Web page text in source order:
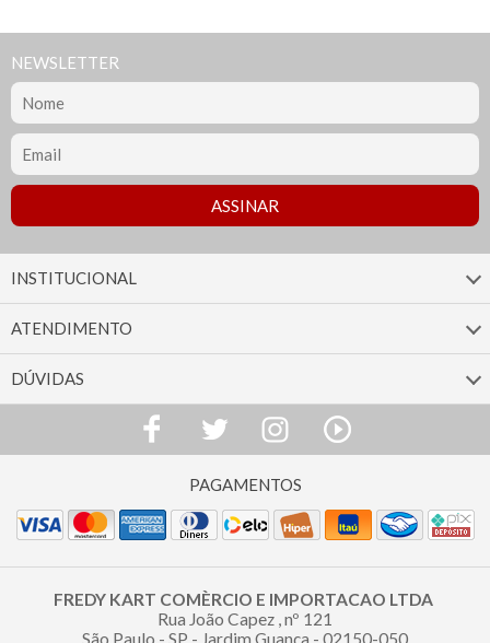
NEWSLETTER
INSTITUCIONAL
ATENDIMENTO
DÚVIDAS
FREDY KART COMÈRCIO E IMPORTACAO LTDA
Rua João Capez , nº 121
São Paulo - SP - Jardim Guança - 02150-050